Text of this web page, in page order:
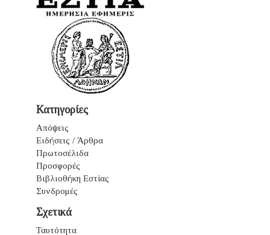
Κατηγορίες
Απόψεις
Ειδήσεις / Άρθρα
Πρωτοσέλιδα
Προσφορές
Βιβλιοθήκη Εστίας
Συνδρομές
Σχετικά
Ταυτότητα